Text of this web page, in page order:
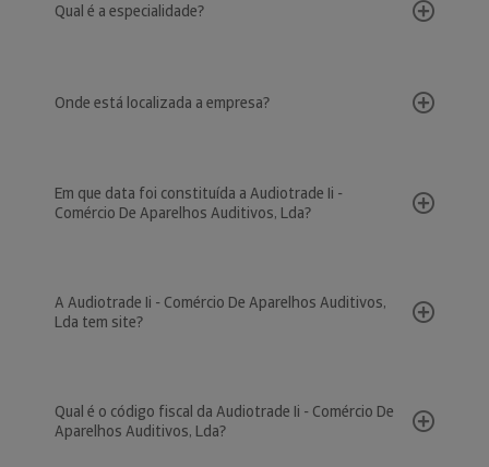
Qual é a especialidade?
Onde está localizada a empresa?
Em que data foi constituída a Audiotrade Ii -
Comércio De Aparelhos Auditivos, Lda?
A Audiotrade Ii - Comércio De Aparelhos Auditivos,
Lda tem site?
Qual é o código fiscal da Audiotrade Ii - Comércio De
Aparelhos Auditivos, Lda?